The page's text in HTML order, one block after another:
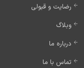
رضایت و قبولی
وبلاگ
درباره ما
تماس با ما